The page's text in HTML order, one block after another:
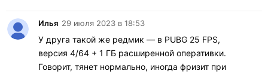
Илья 29 июля 2023 в 18:53
У друга такой же редмик — в PUBG 25 FPS,
версия 4/64 + 1 ГБ расширенной оперативки.
Говорит, тянет нормально, иногда фризит при